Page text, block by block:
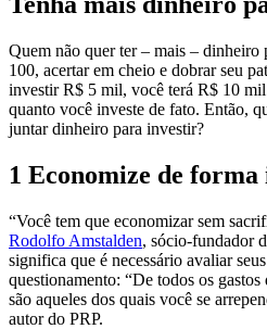
Quem não quer ter – mais –
100, acertar em cheio e dobrar seu
investir R$ 5 mil, você terá R$ 10
quanto você investe de fato. Então,
juntar dinheiro para investir?
1 Economize de
“Você tem que economizar sem
Rodolfo Amstalden, sócio-fundador
significa que é necessário avaliar
questionamento: “De todos os
são aqueles dos quais você se
autor do PRP.